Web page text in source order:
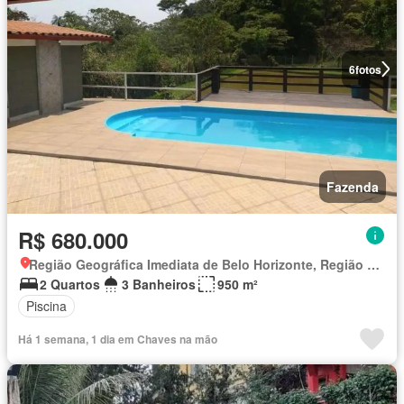
6fotos
Fazenda
R$ 680.000
Região Geográfica Imediata de Belo Horizonte, Região Metropolitana de Belo Horizonte
2 Quartos
3 Banheiros
950 m²
Piscina
Há 1 semana, 1 dia em Chaves na mão